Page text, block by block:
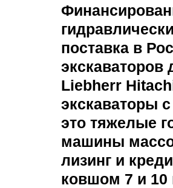
поставка в
экскаваторов
Liebherr
экскаваторы
это тяжелые
машины
лизинг и
ковшом 7 и 10